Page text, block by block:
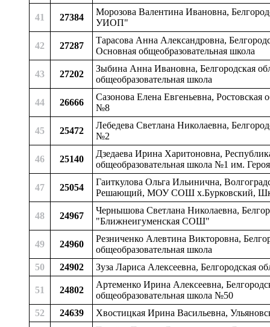
41 27384
Морозова Валентина Ивановна,
УИОП"
42 27287
Тарасова Анна Александровна,
Основная общеобразовательная школа
43 27202
Зыбина Анна Ивановна, Белгородская
общеобразовательная школа
44 26666
Сазонова Елена Евгеньевна, Ростовская
№8
45 25472
Лебедева Светлана Николаевна,
№2
46 25140
Дзедаева Ирина Харитоновна,
общеобразовательная школа №1 им.
47 25054
Гаиткулова Ольга Ильинична,
Решающий, МОУ СОШ х.Бурковский,
48 24967
Чернышова Светлана Николаевна,
"Ближнеигуменская СОШ"
49 24960
Резниченко Алевтина Викторовна,
общеобразовательная школа
50
24902 Зуза Лариса Алексеевна, Белгородская
51 24802
Артеменко Ирина Алексеевна,
общеобразовательная школа №50
52
24639 Хвостицкая Ирина Васильевна,